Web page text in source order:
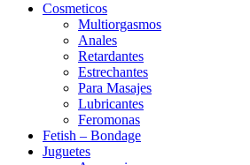
Cosmeticos
Multiorgasmos
Anales
Retardantes
Estrechantes
Para Masajes
Lubricantes
Feromonas
Fetish – Bondage
Juguetes